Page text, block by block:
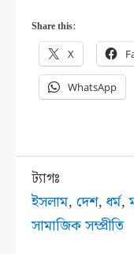
Share this:
X
WhatsApp
ট্যাগঃ
ইসলাম,দেশ,ধর্ম,
সামাজিক সম্প্রীতি